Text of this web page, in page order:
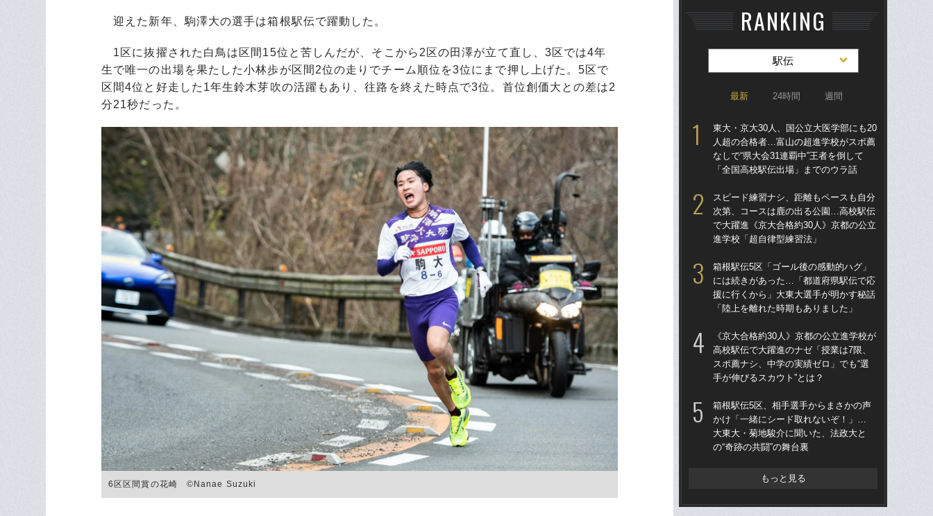
迎えた新年、駒澤大の選手は箱根駅伝で躍動した。
1区に抜擢された白鳥は区間15位と苦しんだが、そこから2区の田澤が立て直し、3区では4年
生で唯一の出場を果たした小林歩が区間2位の走りでチーム順位を3位にまで押し上げた。5区で
区間4位と好走した1年生鈴木芽吹の活躍もあり、往路を終えた時点で3位。首位創価大との差は2
分21秒だった。
6区区間賞の花崎 ©Nanae Suzuki
RANKING
駅伝
最新 24時間 週間
東大・京大30人、国公立大医学部にも20
人超の合格者…富山の超進学校がスポ薦
なしで“県大会31連覇中”王者を倒して
「全国高校駅伝出場」までのウラ話
スピード練習ナシ、距離もペースも自分
次第、コースは鹿の出る公園…高校駅伝
で大躍進《京大合格約30人》京都の公立
進学校「超自律型練習法」
箱根駅伝5区「ゴール後の感動的ハグ」
には続きがあった…「都道府県駅伝で応
援に行くから」大東大選手が明かす秘話
「陸上を離れた時期もありました」
《京大合格約30人》京都の公立進学校が
高校駅伝で大躍進のナゼ「授業は7限、
スポ薦ナシ、中学の実績ゼロ」でも“選
手が伸びるスカウト”とは？
箱根駅伝5区、相手選手からまさかの声
かけ「一緒にシード取れないぞ！」…
大東大・菊地駿介に聞いた、法政大と
の“奇跡の共闘”の舞台裏
もっと見る